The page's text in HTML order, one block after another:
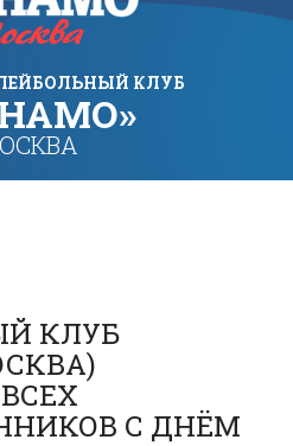
КЛУБ
КЛУБ
С ДНЁМ